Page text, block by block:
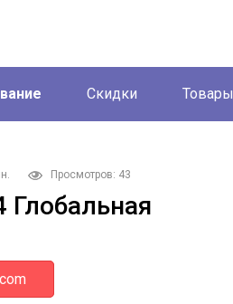
Скидки Товары
Просмотров: 43